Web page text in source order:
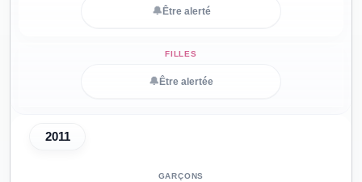
🔔 Être alerté
🔔 Être alertée
2011